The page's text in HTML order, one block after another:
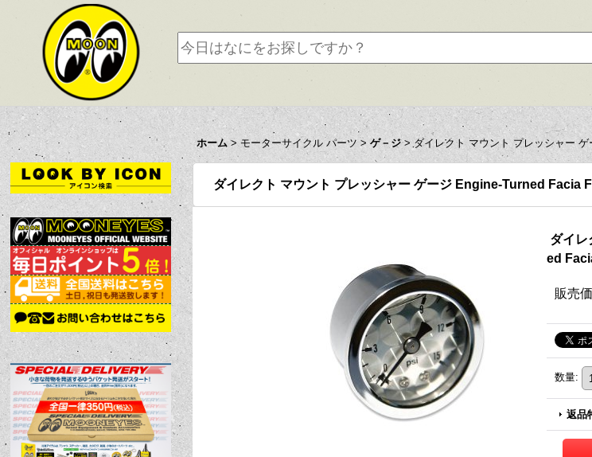
ホーム > モーターサイクル パーツ > ゲ－ジ > ダイレクト マウント プレッシャー
ダイレクト マウント プレッシャー ゲージ Engine-Turned Facia
ダイレ
ed
販売
数量:
返品